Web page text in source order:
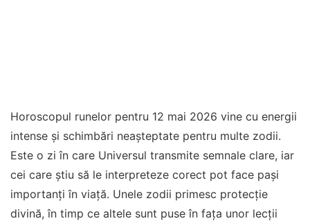
Horoscopul runelor pentru 12 mai 2026 vine cu energii
intense și schimbări neașteptate pentru multe zodii.
Este o zi în care Universul transmite semnale clare, iar
cei care știu să le interpreteze corect pot face pași
importanți în viață. Unele zodii primesc protecție
divină, în timp ce altele sunt puse în fața unor lecții